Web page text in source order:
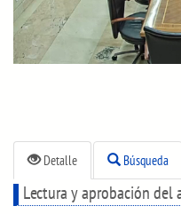
Detalle Búsqueda